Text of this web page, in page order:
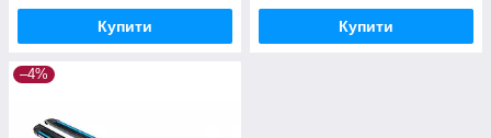
Купити Купити
–4%